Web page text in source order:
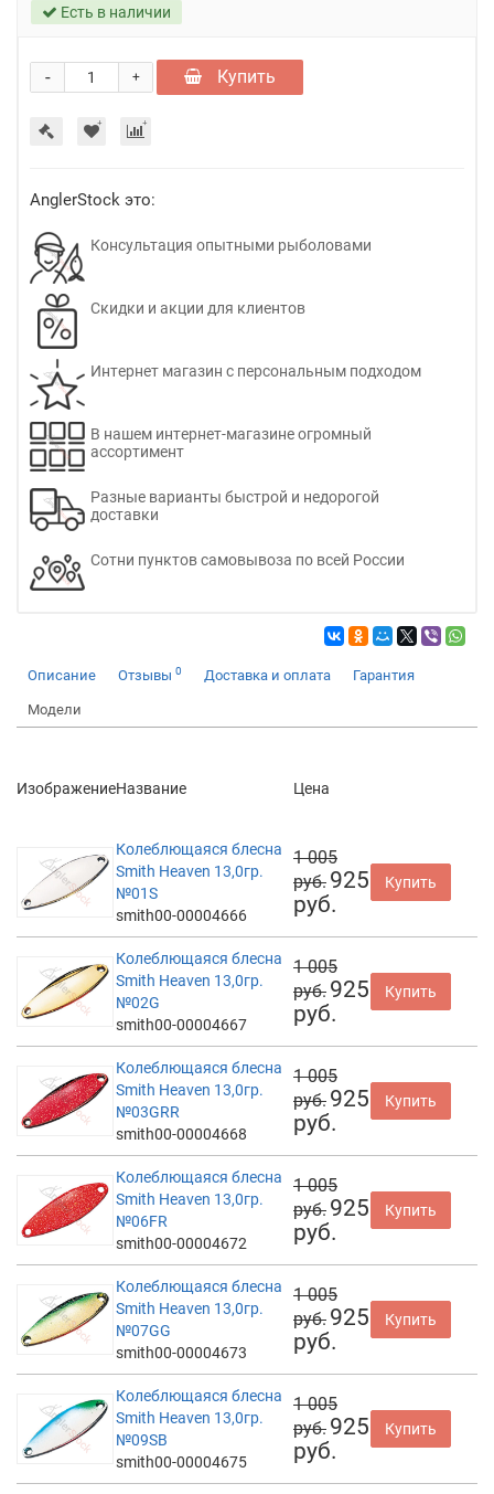
Есть в наличии
+
- Купить
AnglerStock это:
Консультация опытными рыболовами
Скидки и акции для клиентов
Интернет магазин с персональным подходом
В нашем интернет-магазине огромный
ассортимент
Разные варианты быстрой и недорогой
доставки
Сотни пунктов самовывоза по всей России
Описание Отзывы 0 Доставка и оплата Гарантия
Модели
ИзображениеНазвание Цена
Колеблющаяся блесна
Smith Heaven 13,0гр.
№01S
smith00-00004666
1 005
руб. 925
руб.
Купить
Колеблющаяся блесна
Smith Heaven 13,0гр.
№02G
smith00-00004667
1 005
руб. 925
руб.
Купить
Колеблющаяся блесна
Smith Heaven 13,0гр.
№03GRR
smith00-00004668
1 005
руб. 925
руб.
Купить
Колеблющаяся блесна
Smith Heaven 13,0гр.
№06FR
smith00-00004672
1 005
руб. 925
руб.
Купить
Колеблющаяся блесна
Smith Heaven 13,0гр.
№07GG
smith00-00004673
1 005
руб. 925
руб.
Купить
Колеблющаяся блесна
Smith Heaven 13,0гр.
№09SB
smith00-00004675
1 005
руб. 925
руб.
Купить